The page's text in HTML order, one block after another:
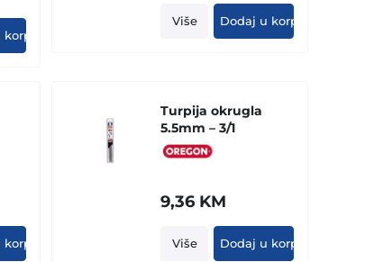
Više Dodaj u korpu
Turpija okrugla
5.5mm – 3/1
9,36 KM
Više Dodaj u korpu